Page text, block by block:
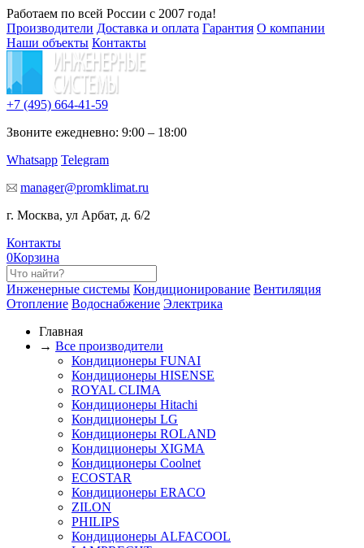
Работаем по всей России с 2007 года!
Производители Доставка и оплата Гарантия О компании
Наши объекты Контакты
+7 (495) 664-41-59
Звоните ежедневно: 9:00 – 18:00
Whatsapp Telegram
manager@promklimat.ru
г. Москва, ул Арбат, д. 6/2
Контакты
0Корзина
Инженерные системы Кондиционирование Вентиляция
Отопление Водоснабжение Электрика
Главная
→ Все производители
Кондиционеры FUNAI
Кондиционеры HISENSE
ROYAL CLIMA
Кондиционеры Hitachi
Кондиционеры LG
Кондиционеры ROLAND
Кондиционеры XIGMA
Кондиционеры Coolnet
ECOSTAR
Кондиционеры ERACO
ZILON
PHILIPS
Кондиционеры ALFACOOL